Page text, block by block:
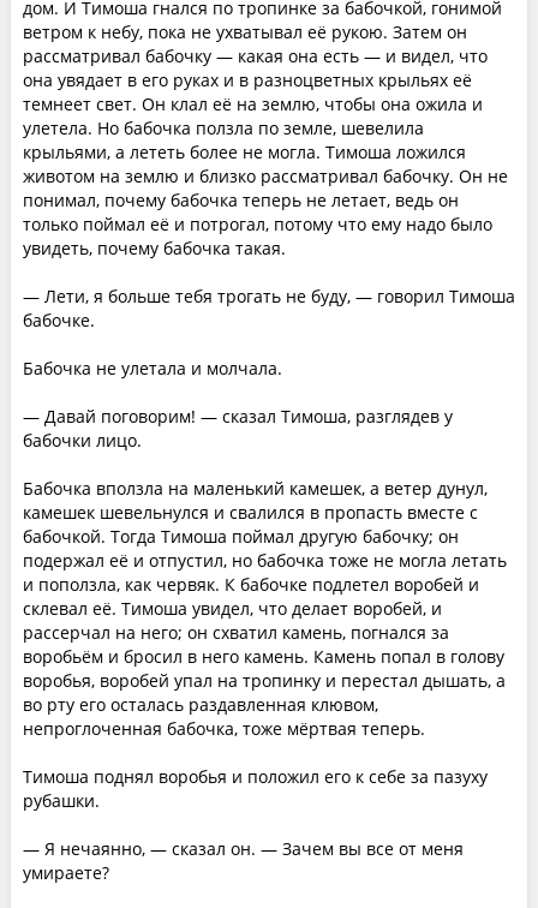
дом. И Тимоша гнался по тропинке за бабочкой, гонимой
ветром к небу, пока не ухватывал её рукою. Затем он
рассматривал бабочку — какая она есть — и видел, что
она увядает в его руках и в разноцветных крыльях её
темнеет свет. Он клал её на землю, чтобы она ожила и
улетела. Но бабочка ползла по земле, шевелила
крыльями, а лететь более не могла. Тимоша ложился
животом на землю и близко рассматривал бабочку. Он не
понимал, почему бабочка теперь не летает, ведь он
только поймал её и потрогал, потому что ему надо было
увидеть, почему бабочка такая.
— Лети, я больше тебя трогать не буду, — говорил Тимоша
бабочке.
Бабочка не улетала и молчала.
— Давай поговорим! — сказал Тимоша, разглядев у
бабочки лицо.
Бабочка вползла на маленький камешек, а ветер дунул,
камешек шевельнулся и свалился в пропасть вместе с
бабочкой. Тогда Тимоша поймал другую бабочку; он
подержал её и отпустил, но бабочка тоже не могла летать
и поползла, как червяк. К бабочке подлетел воробей и
склевал её. Тимоша увидел, что делает воробей, и
рассерчал на него; он схватил камень, погнался за
воробьём и бросил в него камень. Камень попал в голову
воробья, воробей упал на тропинку и перестал дышать, а
во рту его осталась раздавленная клювом,
непроглоченная бабочка, тоже мёртвая теперь.
Тимоша поднял воробья и положил его к себе за пазуху
рубашки.
— Я нечаянно, — сказал он. — Зачем вы все от меня
умираете?